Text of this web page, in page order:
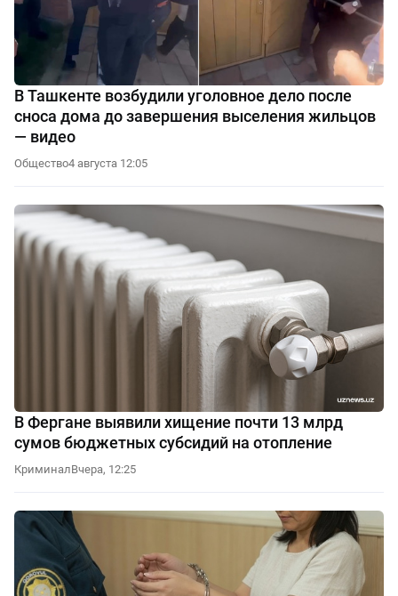
В Ташкенте возбудили уголовное дело после
сноса дома до завершения выселения жильцов
— видео
Общество4 августа 12:05
В Фергане выявили хищение почти 13 млрд
сумов бюджетных субсидий на отопление
КриминалВчера, 12:25